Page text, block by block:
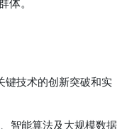
，为青年学者和